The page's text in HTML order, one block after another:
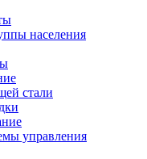
населения
стали
управления